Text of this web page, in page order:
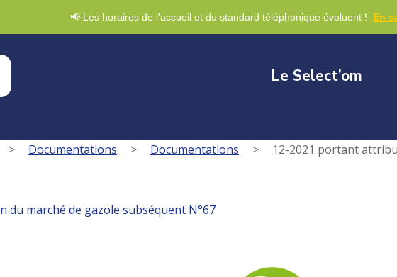
📢 Les horaires de l'accueil et du standard téléphonique évoluent ! En
Nous écrire
Le Select’om
> Documentations > Documentations > 12-2021 portant
marché de gazole subséquent N°67